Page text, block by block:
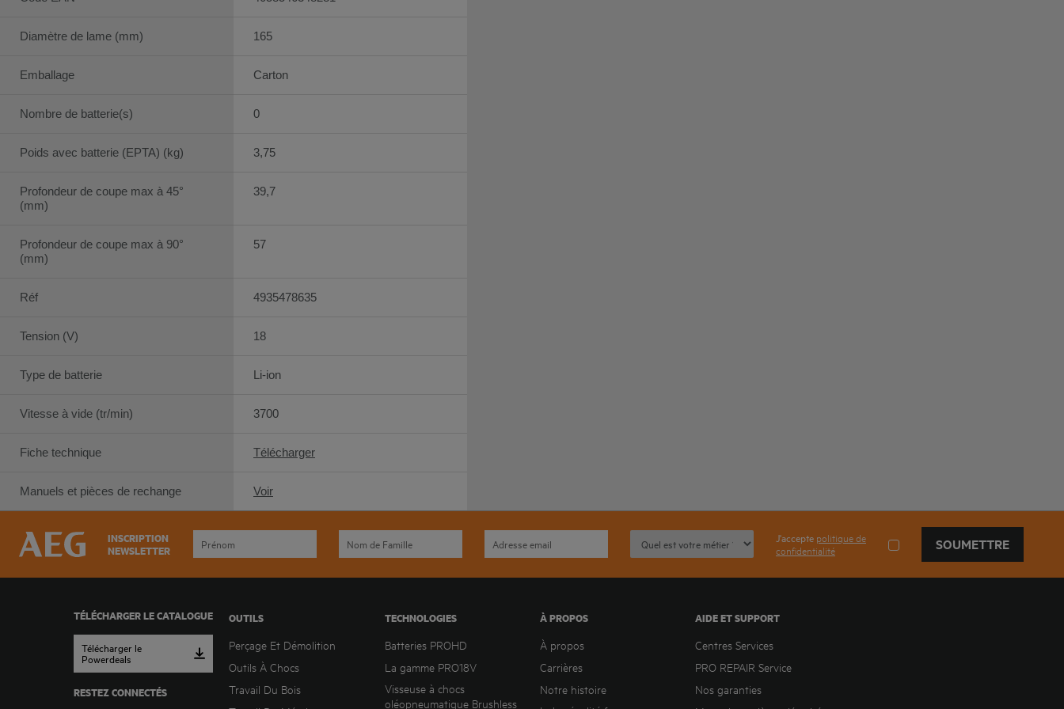
Diamètre de lame (mm)
Emballage
Nombre de batterie(s)
Poids avec batterie (EPTA) (kg)
Profondeur de coupe max à 45°
(mm)
Profondeur de coupe max à 90°
(mm)
Réf
Tension (V)
Type de batterie
Vitesse à vide (tr/min)
Fiche technique
Manuels et pièces de rechange
165
Carton
0
3,75
39,7
57
4935478635
18
Li-ion
3700
Télécharger
Voir
INSCRIPTION
NEWSLETTER
J'accepte politique de
confidentialité
SOUMETTRE
TÉLÉCHARGER LE CATALOGUE
Télécharger le
Powerdeals
RESTEZ CONNECTÉS
OUTILS
Perçage Et Démolition
Outils À Chocs
Travail Du Bois
TECHNOLOGIES
Batteries PROHD
La gamme PRO18V
Visseuse à chocs
oléopneumatique Brushless
À PROPOS
À propos
Carrières
Notre histoire
AIDE ET SUPPORT
Centres Services
PRO REPAIR Service
Nos garanties